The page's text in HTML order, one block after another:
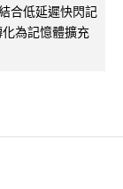
合低延遲快閃記
為記憶體擴充